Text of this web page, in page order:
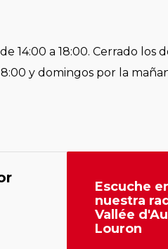
14:00 a 18:00. Cerrado
y domingos por la
Escuche
nuestra
Vallée
Louron